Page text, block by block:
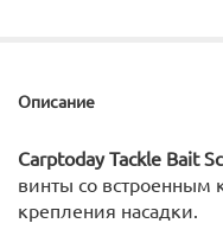
Описание
Carptoday Tackle Bait
винты со
крепления насадки.